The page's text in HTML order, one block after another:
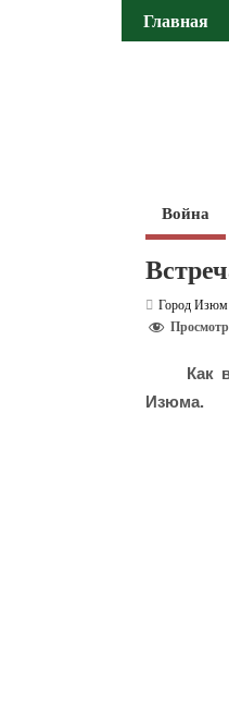
Главная
Война
Город Изюм
Как
Изюма.